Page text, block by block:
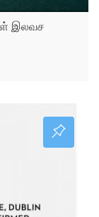
இலவச